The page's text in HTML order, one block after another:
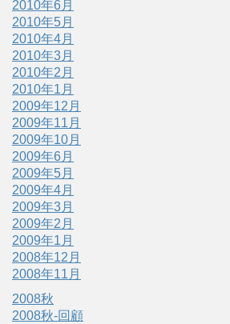
2010年6月
2010年5月
2010年4月
2010年3月
2010年2月
2010年1月
2009年12月
2009年11月
2009年10月
2009年6月
2009年5月
2009年4月
2009年3月
2009年2月
2009年1月
2008年12月
2008年11月
2008秋
2008秋-回顧